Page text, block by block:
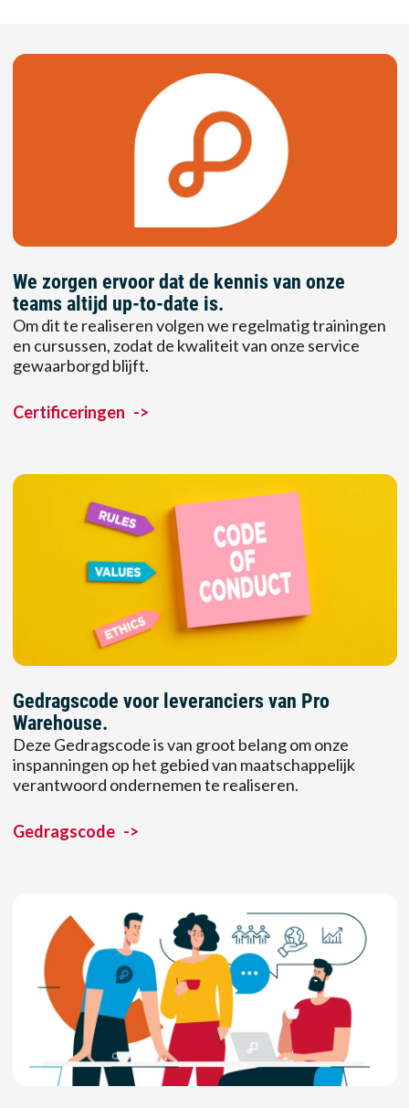
We zorgen ervoor dat de kennis van onze
teams altijd up-to-date is.
Om dit te realiseren volgen we regelmatig trainingen
en cursussen, zodat de kwaliteit van onze service
gewaarborgd blijft.
Certificeringen ->
Gedragscode voor leveranciers van Pro
Warehouse.
Deze Gedragscode is van groot belang om onze
inspanningen op het gebied van maatschappelijk
verantwoord ondernemen te realiseren.
Gedragscode ->